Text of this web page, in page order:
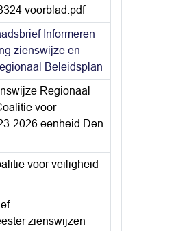
voorblad.pdf
Informeren
zienswijze en
Beleidsplan
Regionaal
voor
2026 eenheid Den
voor veiligheid
zienswijzen